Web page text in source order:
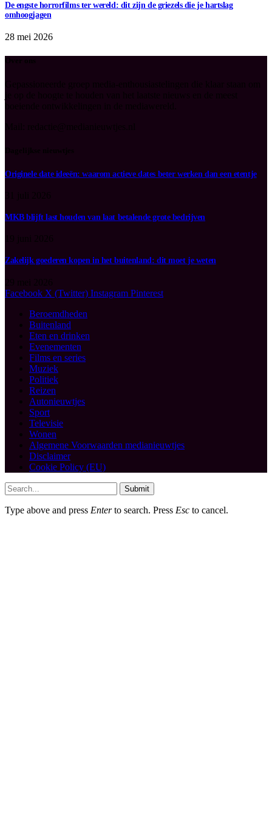
De engste horrorfilms ter wereld: dit zijn de griezels die je hartslag
omhoogjagen
28 mei 2026
Originele date ideeën: waarom actieve dates beter werken dan een etentje
MKB blijft last houden van laat betalende grote bedrijven
Zakelijk goederen kopen in het buitenland: dit moet je weten
Facebook X (Twitter) Instagram Pinterest
Beroemdheden
Buitenland
Eten en drinken
Evenementen
Films en series
Muziek
Politiek
Reizen
Autonieuwtjes
Sport
Televisie
Wonen
Algemene Voorwaarden medianieuwtjes
Disclaimer
Cookie Policy (EU)
Submit
Type above and press Enterto search. Press Esc to cancel.